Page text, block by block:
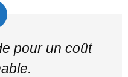
pour un coût